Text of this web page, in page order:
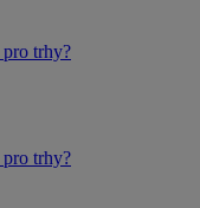
pro trhy?
pro trhy?